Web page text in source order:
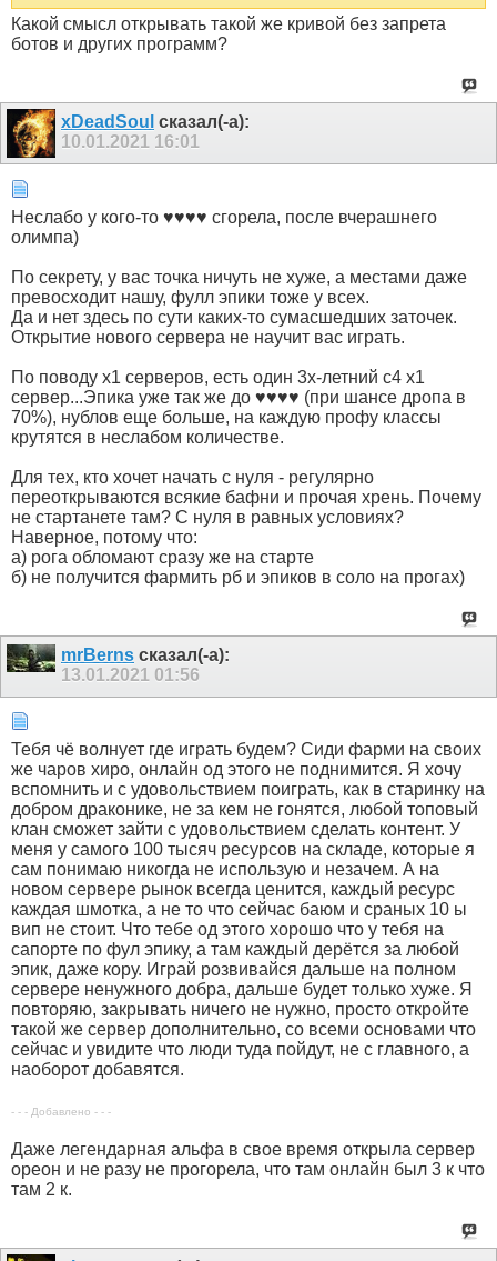
Какой смысл открывать такой же кривой без запрета
ботов и других программ?
xDeadSoul сказал(-а):
10.01.2021 16:01
Неслабо у кого-то ♥♥♥♥ сгорела, после вчерашнего
олимпа)
По секрету, у вас точка ничуть не хуже, а местами даже
превосходит нашу, фулл эпики тоже у всех.
Да и нет здесь по сути каких-то сумасшедших заточек.
Открытие нового сервера не научит вас играть.
По поводу х1 серверов, есть один 3х-летний с4 х1
сервер...Эпика уже так же до ♥♥♥♥ (при шансе дропа в
70%), нублов еще больше, на каждую профу классы
крутятся в неслабом количестве.
Для тех, кто хочет начать с нуля - регулярно
переоткрываются всякие бафни и прочая хрень. Почему
не стартанете там? С нуля в равных условиях?
Наверное, потому что:
а) рога обломают сразу же на старте
б) не получится фармить рб и эпиков в соло на прогах)
mrBerns сказал(-а):
13.01.2021 01:56
Тебя чё волнует где играть будем? Сиди фарми на своих
же чаров хиро, онлайн од этого не поднимится. Я хочу
вспомнить и с удовольствием поиграть, как в старинку на
добром драконике, не за кем не гонятся, любой топовый
клан сможет зайти с удовольствием сделать контент. У
меня у самого 100 тысяч ресурсов на складе, которые я
сам понимаю никогда не использую и незачем. А на
новом сервере рынок всегда ценится, каждый ресурс
каждая шмотка, а не то что сейчас баюм и сраных 10 ы
вип не стоит. Что тебе од этого хорошо что у тебя на
сапорте по фул эпику, а там каждый дерётся за любой
эпик, даже кору. Играй розвивайся дальше на полном
сервере ненужного добра, дальше будет только хуже. Я
повторяю, закрывать ничего не нужно, просто откройте
такой же сервер дополнительно, со всеми основами что
сейчас и увидите что люди туда пойдут, не с главного, а
наоборот добавятся.
- - - Добавлено - - -
Даже легендарная альфа в свое время открыла сервер
ореон и не разу не прогорела, что там онлайн был 3 к что
там 2 к.